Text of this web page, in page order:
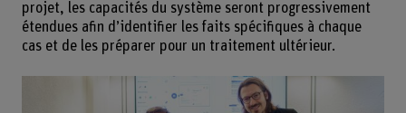
projet, les capacités du système seront progressivement
étendues afin d’identifier les faits spécifiques à chaque
cas et de les préparer pour un traitement ultérieur.